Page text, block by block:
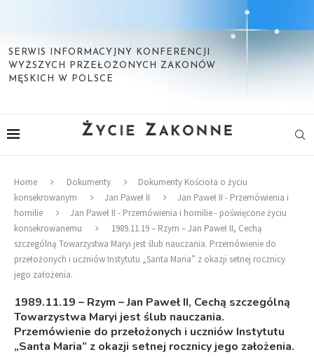
SERWIS INFORMACYJNY KONFERENCJI
WYŻSZYCH PRZEŁOŻONYCH ZAKONÓW
MĘSKICH W POLSCE
Home Dokumenty
Dokumenty Kościoła o życiu
konsekrowanym
Jan Paweł II
Jan Paweł II - Przemówienia i
homilie
Jan Paweł II - Przemówienia i homilie - poświęcone życiu
konsekrowanemu
1989.11.19 – Rzym – Jan Paweł II, Cechą
szczególną Towarzystwa Maryi jest ślub nauczania. Przemówienie do
przełożonych i uczniów Instytutu „Santa Maria” z okazji setnej rocznicy
jego założenia.
1989.11.19 – Rzym – Jan Paweł II, Cechą szczególną
Towarzystwa Maryi jest ślub nauczania.
Przemówienie do przełożonych i uczniów Instytutu
„Santa Maria” z okazji setnej rocznicy jego założenia.